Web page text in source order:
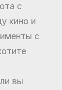
с
кино и
с
вы